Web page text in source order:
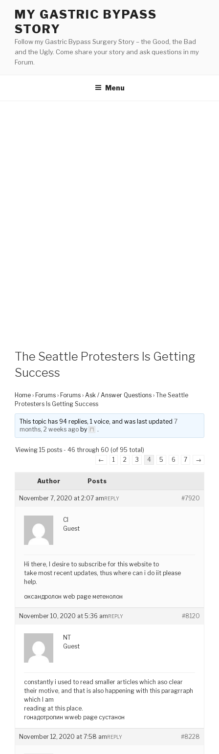
content
MY GASTRIC BYPASS
STORY
Follow my Gastric Bypass Surgery Story – the Good, the Bad
and the Ugly. Come share your story and ask questions in my
Forum.
Menu
The Seattle Protesters Is Getting
Success
Home › Forums › Forums › Ask / Answer Questions › The Seattle
Protesters Is Getting Success
This topic has 94 replies, 1 voice, and was last updated7
months, 2 weeks ago by .
Viewing 15 posts - 46 through 60 (of 95 total)
←
1 2 3 4 5 6 7 →
Author Posts
November 7, 2020 at 2:07 am #7920
REPLY
CI
Guest
Hi there, I desire to subscribe for this website to
take most recent updates, thus where can i do iit please
help.
оксандролон web page метенолон
November 10, 2020 at 5:36 am #8120
REPLY
NT
Guest
constantly i used to read smaller articles which aso clear
their motive, and that is also happening with this paragrraph
which I am
reading at this place.
гонадотропин wweb page сустанон
November 12, 2020 at 7:58 am #8228
REPLY